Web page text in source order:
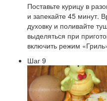
Поставьте курицу в
и запекайте 45 минут.
духовку и поливайте
выделяться при
включить режим
Шаг 9